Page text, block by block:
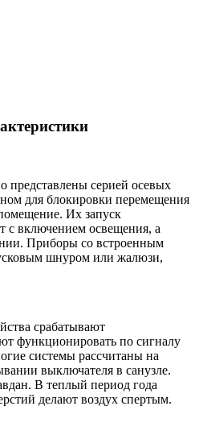
представлены серией осевых
для блокировки перемещения
Их запуск
с включением освещения, а
Приборы со встроенным
шнуром или жалюзи,
срабатывают
функционировать по сигналу
системы рассчитаны на
выключателя в санузле.
В теплый период года
делают воздух спертым.